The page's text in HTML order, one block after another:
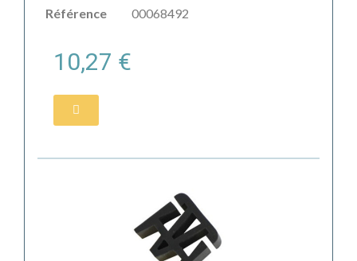
Référence 00068492
10,27 €